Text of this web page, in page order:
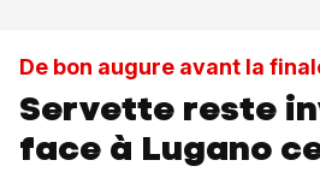
De bon augure avant la
Servette reste
face à Lugano